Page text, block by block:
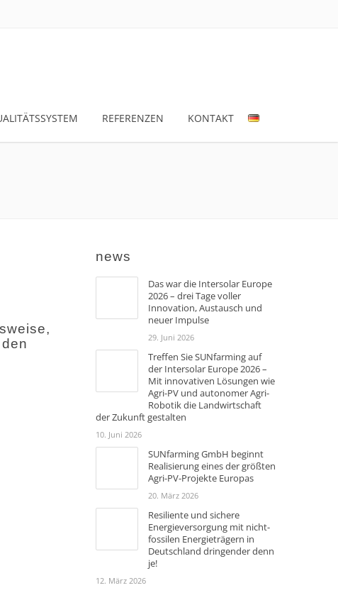
REFERENZEN KONTAKT
news
Das war die Intersolar Europe
2026 – drei Tage voller
Innovation, Austausch und
neuer Impulse
29. Juni 2026
Treffen Sie SUNfarming auf
der Intersolar Europe 2026 –
Mit innovativen Lösungen wie
Agri-PV und autonomer Agri-
Robotik die Landwirtschaft
der Zukunft gestalten
10. Juni 2026
SUNfarming GmbH beginnt
Realisierung eines der größten
Agri-PV-Projekte Europas
20. März 2026
Resiliente und sichere
Energieversorgung mit nicht-
fossilen Energieträgern in
Deutschland dringender denn
je!
12. März 2026